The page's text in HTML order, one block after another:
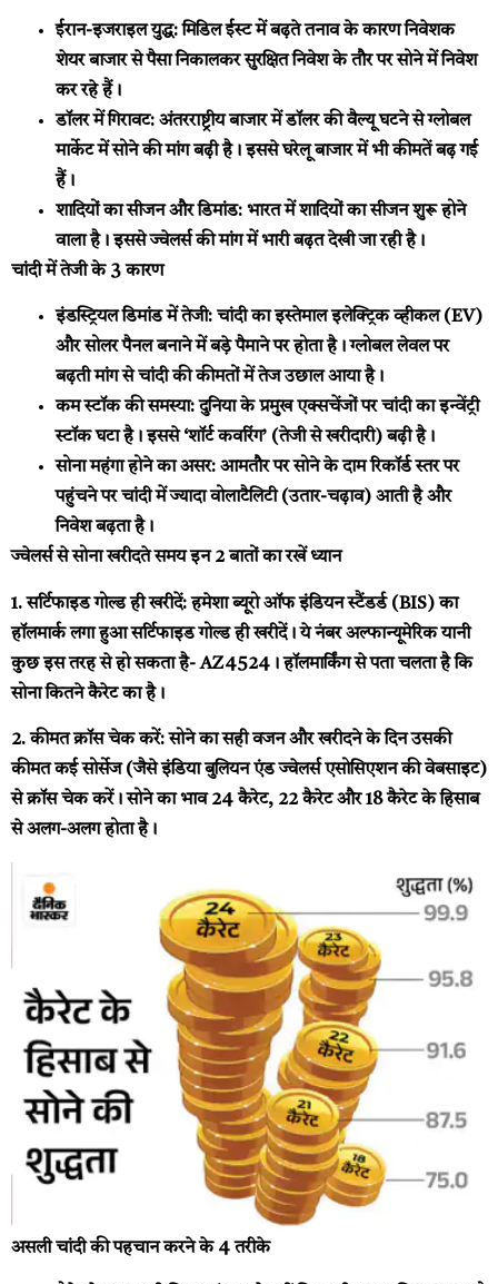
ईरान-इजराइल युद्ध:मिडिल ईस्ट में बढ़ते तनाव के कारण निवेशक
शेयर बाजार से पैसा निकालकर सुरक्षित निवेश के तौर पर सोने में निवेश
कर रहे हैं।
डॉलर में गिरावट: अंतरराष्ट्रीय बाजार में डॉलर की वैल्यू घटने से ग्लोबल
मार्केट में सोने की मांग बढ़ी है। इससे घरेलू बाजार में भी कीमतें बढ़ गई
हैं।
शादियों का सीजन और डिमांड: भारत में शादियों का सीजन शुरू होने
वाला है। इससे ज्वेलर्स की मांग में भारी बढ़त देखी जा रही है।
चांदी में तेजी के 3 कारण
इंडस्ट्रियल डिमांड में तेजी: चांदी का इस्तेमाल इलेक्ट्रिक व्हीकल (EV)
और सोलर पैनल बनाने में बड़े पैमाने पर होता है। ग्लोबल लेवल पर
बढ़ती मांग से चांदी की कीमतों में तेज उछाल आया है।
कम स्टॉक की समस्या:दुनिया के प्रमुख एक्सचेंजों पर चांदी का इन्वेंट्री
स्टॉक घटा है। इससे ‘शॉर्ट कवरिंग’ (तेजी से खरीदारी) बढ़ी है।
सोना महंगा होने का असर: आमतौर पर सोने के दाम रिकॉर्ड स्तर पर
पहुंचने पर चांदी में ज्यादा वोलाटैलिटी (उतार-चढ़ाव) आती है और
निवेश बढ़ता है।
ज्वेलर्स से सोना खरीदते समय इन 2 बातों का रखें ध्यान
1. सर्टिफाइड गोल्ड ही खरीदें:हमेशा ब्यूरो ऑफ इंडियन स्टैंडर्ड (BIS) का
हॉलमार्क लगा हुआ सर्टिफाइड गोल्ड ही खरीदें। ये नंबर अल्फान्यूमेरिक यानी
कुछ इस तरह से हो सकता है- AZ4524। हॉलमार्किंग से पता चलता है कि
सोना कितने कैरेट का है।
2. कीमत क्रॉस चेक करें:सोने का सही वजन और खरीदने के दिन उसकी
कीमत कई सोर्सेज (जैसे इंडिया बुलियन एंड ज्वेलर्स एसोसिएशन की वेबसाइट)
से क्रॉस चेक करें। सोने का भाव 24 कैरेट, 22 कैरेट और 18 कैरेट के हिसाब
से अलग-अलग होता है।
असली चांदी की पहचान करने के 4 तरीके